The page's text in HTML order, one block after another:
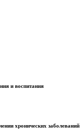
и воспитания
хронических заболеваний